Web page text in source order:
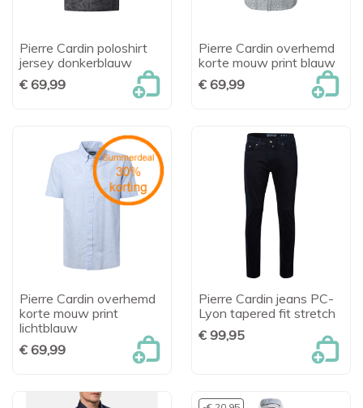
Pierre Cardin poloshirt
jersey donkerblauw
€ 69,99
Pierre Cardin overhemd
korte mouw print blauw
€ 69,99
Pierre Cardin overhemd
korte mouw print
lichtblauw
€ 69,99
Pierre Cardin jeans PC-
Lyon tapered fit stretch
€ 99,95